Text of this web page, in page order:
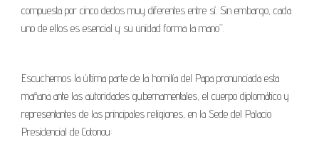
compuesta por cinco dedos muy diferentes entre sí. Sin embargo, cada
uno de ellos es esencial y su unidad forma la mano”.
Escuchemos la última parte de la homilía del Papa pronunciada esta
mañana ante las autoridades gubernamentales, el cuerpo diplomático y
representantes de las principales religiones, en la Sede del Palacio
Presidencial de Cotonou: